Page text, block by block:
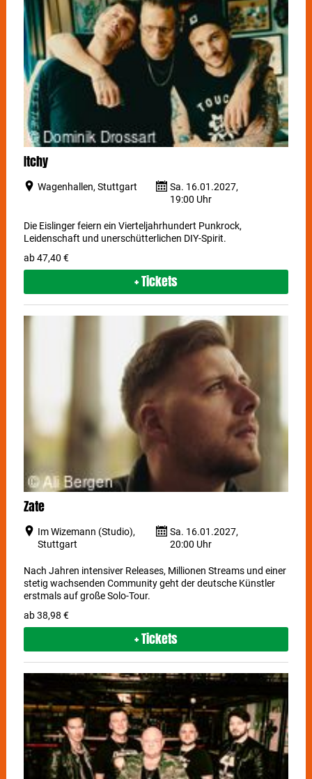
Itchy
Wagenhallen, Stuttgart
Sa. 16.01.2027,
19:00 Uhr
Die Eislinger feiern ein Vierteljahrhundert Punkrock,
Leidenschaft und unerschütterlichen DIY-Spirit.
ab 47,40 €
+ Tickets
Zate
Im Wizemann (Studio),
Stuttgart
Sa. 16.01.2027,
20:00 Uhr
Nach Jahren intensiver Releases, Millionen Streams und einer
stetig wachsenden Community geht der deutsche Künstler
erstmals auf große Solo-Tour.
ab 38,98 €
+ Tickets